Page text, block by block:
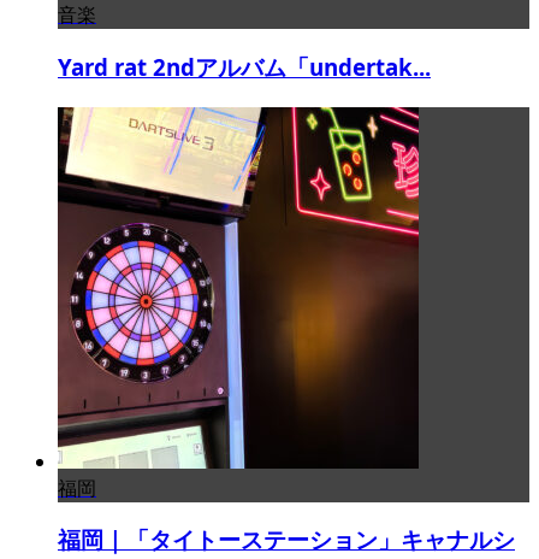
音楽
Yard rat 2ndアルバム「undertak...
福岡
福岡｜「タイトーステーション」キャナルシ